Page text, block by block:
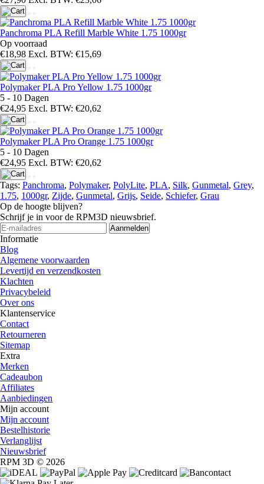
Panchroma PLA Refill Marble White 1.75 1000gr
Op voorraad
€18,98 Excl. BTW: €15,69
Polymaker PLA Pro Yellow 1.75 1000gr
5 - 10 Dagen
€24,95 Excl. BTW: €20,62
Polymaker PLA Pro Orange 1.75 1000gr
5 - 10 Dagen
€24,95 Excl. BTW: €20,62
Tags: Panchroma, Polymaker, PolyLite, PLA, Silk, Gunmetal, Grey,
1.75, 1000gr, Zijde, Gunmetal, Grijs, Seide, Schiefer, Grau
Op de hoogte blijven?
Schrijf je in voor de RPM3D nieuwsbrief.
Aanmelden
Informatie
Blog
Algemene voorwaarden
Levertijd en verzendkosten
Klachten
Privacybeleid
Over ons
Klantenservice
Contact
Retourneren
Sitemap
Extra
Merken
Cadeaubon
Affiliates
Aanbiedingen
Mijn account
Mijn account
Bestelhistorie
Verlanglijst
Nieuwsbrief
RPM 3D © 2026